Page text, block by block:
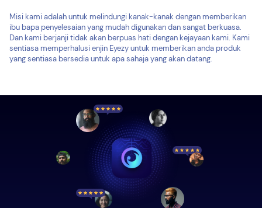
Misi kami adalah untuk melindungi kanak-kanak dengan memberikan
ibu bapa penyelesaian yang mudah digunakan dan sangat berkuasa.
Dan kami berjanji tidak akan berpuas hati dengan kejayaan kami. Kami
sentiasa memperhalusi enjin Eyezy untuk memberikan anda produk
yang sentiasa bersedia untuk apa sahaja yang akan datang.